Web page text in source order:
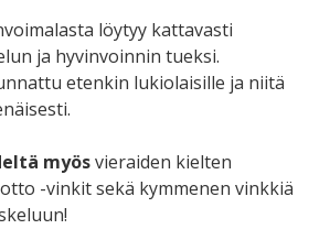
löytyy kattavasti
ja hyvinvoinnin tueksi.
etenkin lukiolaisille ja niitä
myösvieraiden kielten
-vinkit sekä kymmenen vinkkiä